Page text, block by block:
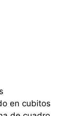
en cubitos